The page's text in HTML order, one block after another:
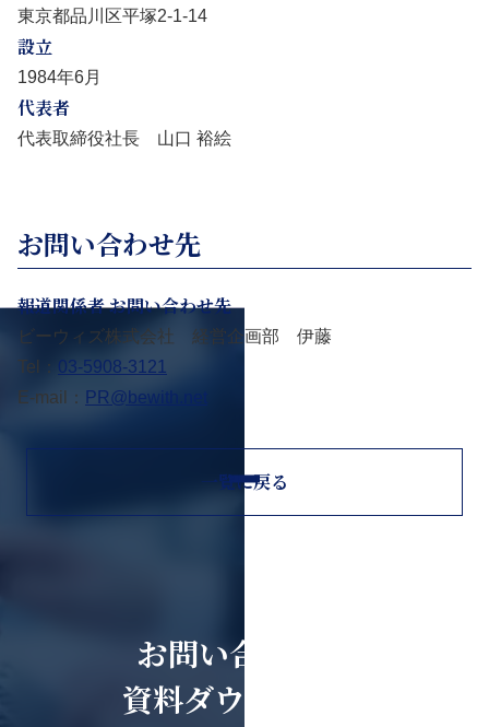
東京都品川区平塚2-1-14
設立
1984年6月
代表者
代表取締役社長 山口 裕絵
お問い合わせ先
報道関係者 お問い合わせ先
ビーウィズ株式会社 経営企画部 伊藤
Tel： 03-5908-3121
E-mail： PR@bewith.net
一覧に戻る
お問い合わせ・
資料ダウンロード